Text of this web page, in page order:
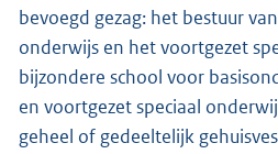
bevoegd gezag: het bestuur
onderwijs en het voortgezet
bijzondere school voor
en voortgezet speciaal
geheel of gedeeltelijk